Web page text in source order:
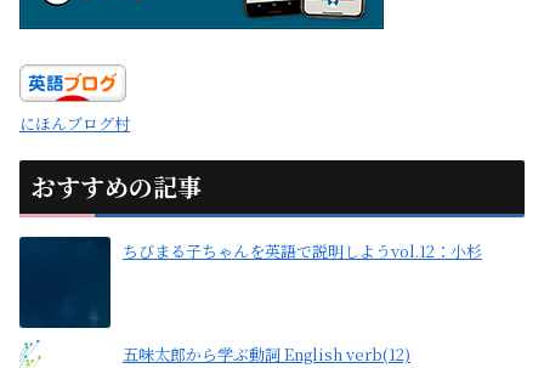
にほんブログ村
おすすめの記事
ちびまる子ちゃんを英語で説明しようvol.12：小杉
五味太郎から学ぶ動詞 English verb(12)